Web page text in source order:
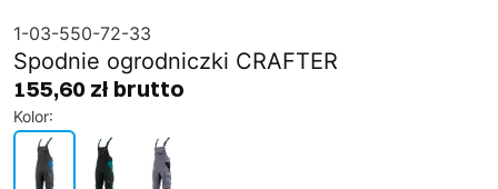
1-03-550-72-33
Spodnie ogrodniczki CRAFTER
155,60 zł brutto
Kolor: